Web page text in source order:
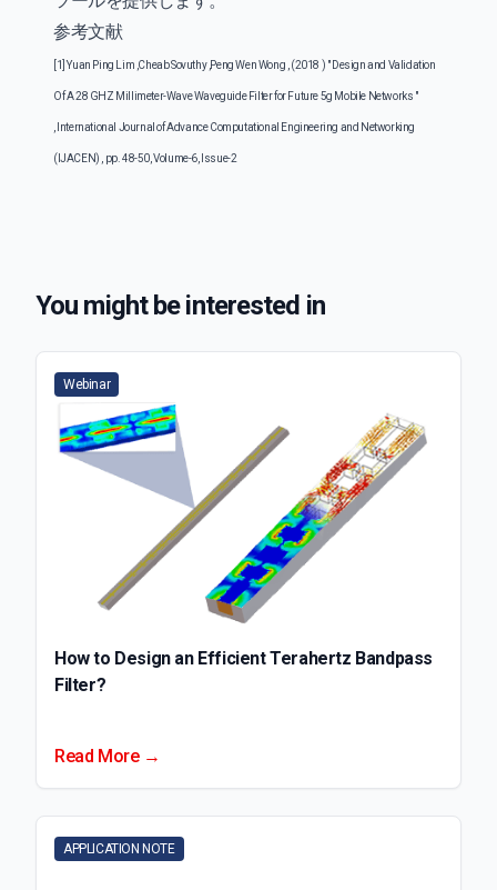
参考文献
[1]Yuan Ping Lim ,Cheab Sovuthy ,Peng Wen Wong , (2018 ) " Design and Validation
Of A 28 GHZ Millimeter-Wave Waveguide Filter for Future 5g Mobile Networks "
, International Journal of Advance Computational Engineering and Networking
(IJACEN) , pp. 48-50, Volume-6, Issue-2
You might be interested in
Webinar
How to Design an Efficient Terahertz Bandpass
Filter?
Read More →
APPLICATION NOTE